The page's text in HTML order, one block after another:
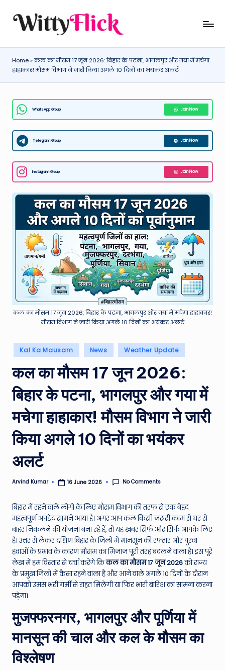
W
it
ty
Fl
ic
k:
L
a
t
e
st
e
er
,
e
h
&
M
o
vi
e
N
w
s
A
ro
u
n
d
T
h
e
WittyFlick:
Tech
News
Around
World
Home»कल का मौसम 17 जून 2026: बिहार के पटना, भागलपुर और गया में मचेगा
हाहाकार! मौसम विभाग ने जारी किया अगले 10 दिनों का भयंकर अलर्ट
WhatsApp Group Join Now
Telegram Group Join Now
Instagram Group Join Now
कल का मौसम 17 जून 2026: बिहार के पटना, भागलपुर और गया में मचेगा हाहाकार!
मौसम विभाग ने जारी किया अगले 10 दिनों का भयंकर अलर्ट
Posted
in
Kal Ka Mausam News Weather Update
कल का मौसम 17 जून 2026:
बिहार के पटना, भागलपुर और गया में
मचेगा हाहाकार! मौसम विभाग ने जारी
किया अगले 10 दिनों का भयंकर
अलर्ट
Posted
Arvind Kumar 16 June 2026 No Comments
बिहार में रहने वाले लोगों के लिए मौसम विभाग की तरफ से एक बेहद
महत्वपूर्ण अपडेट सामने आया है। अगर आप कल किसी जरूरी काम से घर से
बाहर निकलने की योजना बना रहे हैं, तो यह खबर सिर्फ और सिर्फ आपके लिए
है। उत्तर से लेकर दक्षिण बिहार के जिलों में मानसून की रफ्तार और पुरवा
हवाओं के प्रभाव के कारण मौसम का मिजाज पूरी तरह बदलने वाला है। इस पूरे
लेख में हम विस्तार से चर्चा करेंगे किकल का मौसम 17 जून 2026को राज्य
के प्रमुख जिलों में कैसा रहने वाला है और आने वाले अगले 10 दिनों के दौरान
आपको उमस भरी गर्मी से राहत मिलेगी या फिर भारी बारिश का सामना करना
पड़ेगा।
मुजफ्फरनगर, भागलपुर और पूर्णिया में
मानसून की चाल और कल के मौसम का
विश्लेषण